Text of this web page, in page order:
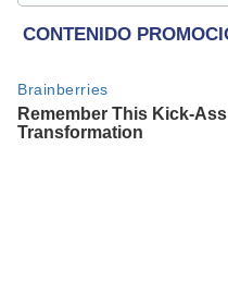
internacional;